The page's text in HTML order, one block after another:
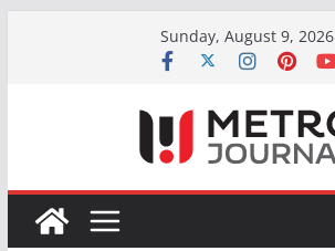
Sunday, August 9, 2026